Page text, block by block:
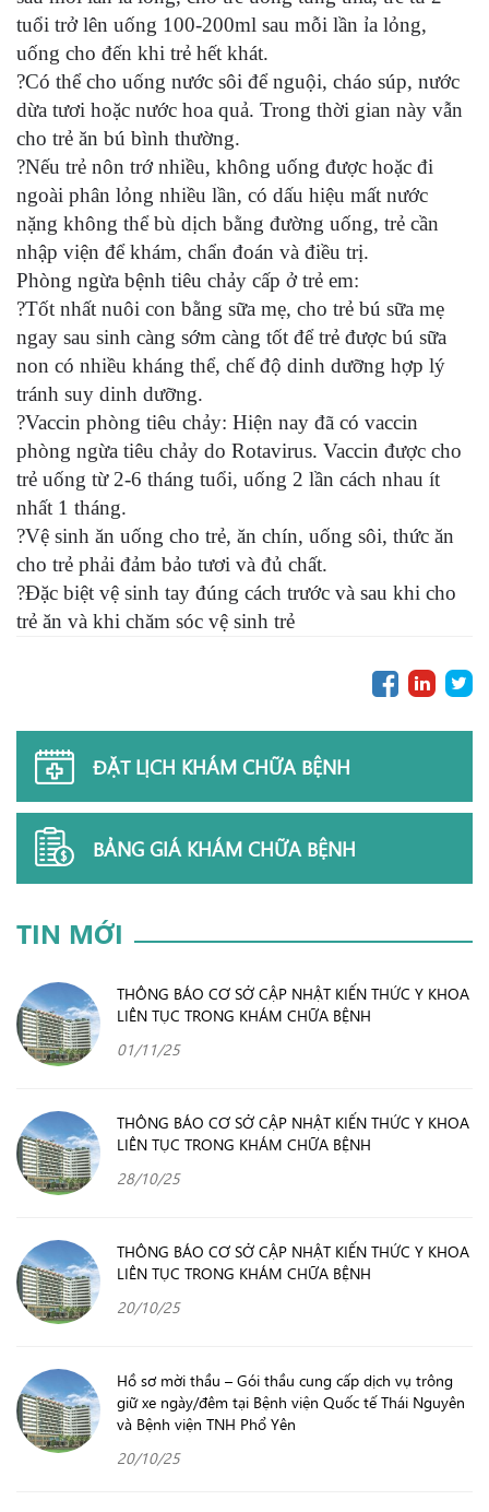
tuổi trở lên uống 100-200ml sau mỗi lần ỉa lỏng,
uống cho đến khi trẻ hết khát.
?Có thể cho uống nước sôi để nguội, cháo súp, nước
dừa tươi hoặc nước hoa quả. Trong thời gian này vẫn
cho trẻ ăn bú bình thường.
?Nếu trẻ nôn trớ nhiều, không uống được hoặc đi
ngoài phân lỏng nhiều lần, có dấu hiệu mất nước
nặng không thể bù dịch bằng đường uống, trẻ cần
nhập viện để khám, chẩn đoán và điều trị.
Phòng ngừa bệnh tiêu chảy cấp ở trẻ em:
?Tốt nhất nuôi con bằng sữa mẹ, cho trẻ bú sữa mẹ
ngay sau sinh càng sớm càng tốt để trẻ được bú sữa
non có nhiều kháng thể, chế độ dinh dưỡng hợp lý
tránh suy dinh dưỡng.
?Vaccin phòng tiêu chảy: Hiện nay đã có vaccin
phòng ngừa tiêu chảy do Rotavirus. Vaccin được cho
trẻ uống từ 2-6 tháng tuổi, uống 2 lần cách nhau ít
nhất 1 tháng.
?Vệ sinh ăn uống cho trẻ, ăn chín, uống sôi, thức ăn
cho trẻ phải đảm bảo tươi và đủ chất.
?Đặc biệt vệ sinh tay đúng cách trước và sau khi cho
trẻ ăn và khi chăm sóc vệ sinh trẻ
ĐẶT LỊCH KHÁM CHỮA BỆNH
BẢNG GIÁ KHÁM CHỮA BỆNH
TIN MỚI
THÔNG BÁO CƠ SỞ CẬP NHẬT KIẾN THỨC Y KHOA
LIÊN TỤC TRONG KHÁM CHỮA BỆNH
01/11/25
THÔNG BÁO CƠ SỞ CẬP NHẬT KIẾN THỨC Y KHOA
LIÊN TỤC TRONG KHÁM CHỮA BỆNH
28/10/25
THÔNG BÁO CƠ SỞ CẬP NHẬT KIẾN THỨC Y KHOA
LIÊN TỤC TRONG KHÁM CHỮA BỆNH
20/10/25
Hồ sơ mời thầu – Gói thầu cung cấp dịch vụ trông
giữ xe ngày/đêm tại Bệnh viện Quốc tế Thái Nguyên
và Bệnh viện TNH Phổ Yên
20/10/25